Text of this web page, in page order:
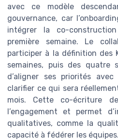
avec ce modèle
gouvernance, car
intégrer la co-
première semaine. Le
participer à la définition des
semaines, puis des quatre
d’aligner ses priorités
clarifier ce qui sera
mois. Cette co-écriture
l’engagement et permet
qualitatives, comme la
capacité à fédérer les équipes.